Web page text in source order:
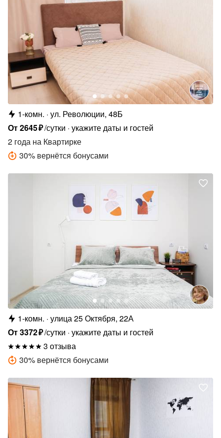
1-комн. ул. Революции, 48Б
От2645₽/сутки укажите даты и гостей
2 года на Квартирке
30% вернётся бонусами
1-комн. улица 25 Октября, 22А
От3372₽/сутки укажите даты и гостей
3 отзыва
30% вернётся бонусами